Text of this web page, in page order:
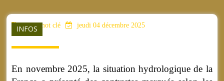
INFOS
aucun mot clé jeudi 04 décembre 2025
En novembre 2025, la situation hydrologique de la